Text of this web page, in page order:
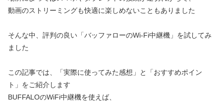
動画のストリーミングも快適に楽しめないこともありました
そんな中、評判の良い「バッファローのWi-Fi中継機」を試してみ
ました
この記事では、「実際に使ってみた感想」と「おすすめポイン
ト」をご紹介します
BUFFALOのWiFi中継機を使えば、